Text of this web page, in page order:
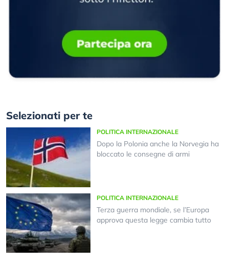
Selezionati per te
POLITICA INTERNAZIONALE
Dopo la Polonia anche la Norvegia ha
bloccato le consegne di armi
POLITICA INTERNAZIONALE
Terza guerra mondiale, se l’Europa
approva questa legge cambia tutto